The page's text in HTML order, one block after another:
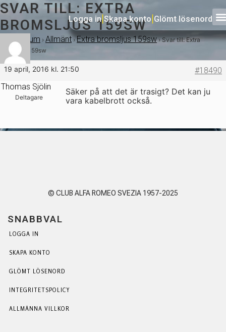
Logga in| Skapa konto Glömt lösenord
SVAR TILL: EXTRA
BROMSLJUS 159SW
› Forum › Allmänt › Extra bromsljus 159sw › Svar till: Extra
bromsljus 159sw
19 april, 2016 kl. 21:50
#18490
Thomas Sjölin
Deltagare
Säker på att det är trasigt? Det kan ju
vara kabelbrott också.
© CLUB ALFA ROMEO SVEZIA 1957-2025
SNABBVAL
LOGGA IN
SKAPA KONTO
GLÖMT LÖSENORD
INTEGRITETSPOLICY
ALLMÄNNA VILLKOR